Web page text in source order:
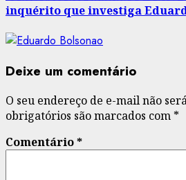
inquérito que investiga
Deixe um comentário
O seu endereço de e-mail não
obrigatórios são marcados com *
Comentário*